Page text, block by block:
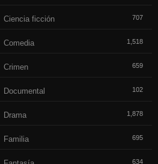
Ciencia ficción 707
Comedia 1,518
Crimen 659
Documental 102
Drama 1,878
Familia 695
634